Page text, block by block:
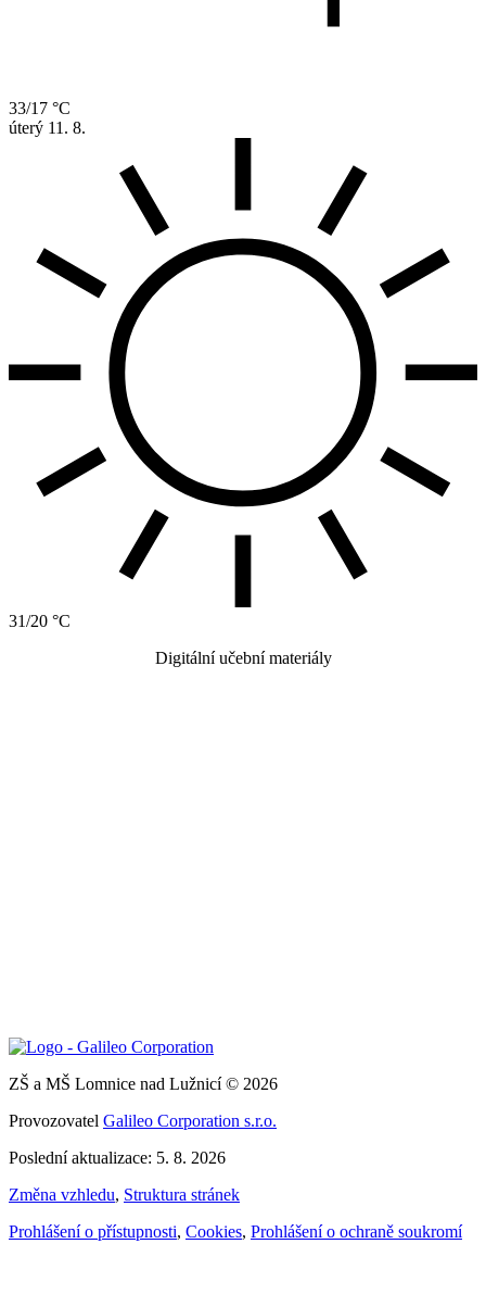
33/17 °C
úterý 11. 8.
31/20 °C
Digitální učební materiály
ZŠ a MŠ Lomnice nad Lužnicí © 2026
Provozovatel Galileo Corporation s.r.o.
Poslední aktualizace: 5. 8. 2026
Změna vzhledu, Struktura stránek
Prohlášení o přístupnosti, Cookies, Prohlášení o ochraně soukromí